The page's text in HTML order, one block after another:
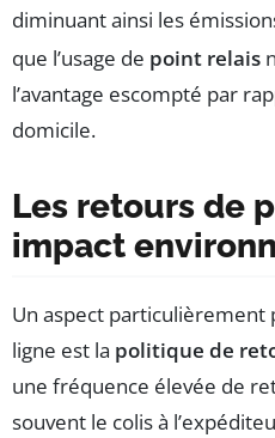
diminuant ainsi les
que l’usage de point relais
l’avantage escompté par
domicile.
Les retours de
impact
Un aspect particulièrement
ligne est la politique de
une fréquence élevée de
souvent le colis à